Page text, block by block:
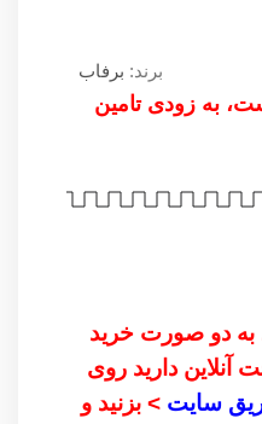
برند: برفاب
به زودی تامین
به دو صورت خرید
آنلاین دارید روی
سایت> بزنید و